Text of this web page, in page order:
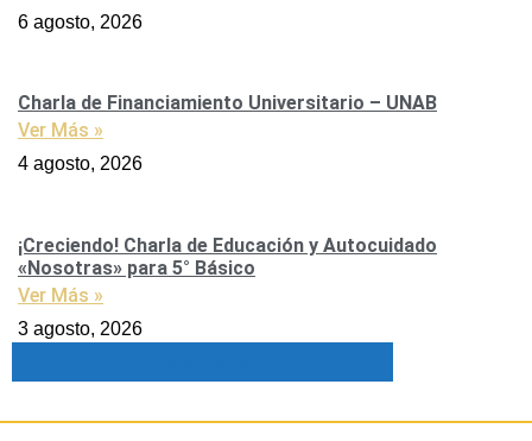
6 agosto, 2026
Charla de Financiamiento Universitario – UNAB
Ver Más »
4 agosto, 2026
¡Creciendo! Charla de Educación y Autocuidado
«Nosotras» para 5° Básico
Ver Más »
3 agosto, 2026